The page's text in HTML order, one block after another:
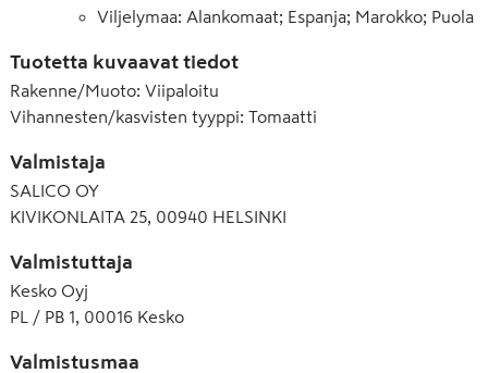
Viljelymaa: Alankomaat; Espanja; Marokko; Puola
Tuotetta kuvaavat tiedot
Rakenne/Muoto: Viipaloitu
Vihannesten/kasvisten tyyppi: Tomaatti
Valmistaja
SALICO OY
KIVIKONLAITA 25, 00940 HELSINKI
Valmistuttaja
Kesko Oyj
PL / PB 1, 00016 Kesko
Valmistusmaa